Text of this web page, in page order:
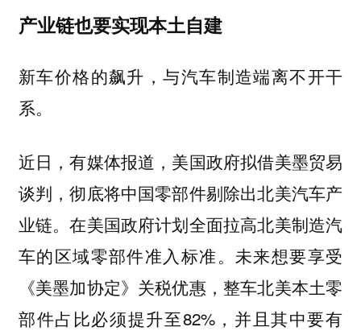
产业链也要实现本土自建
新车价格的飙升，与汽车制造端离不开干
系。
近日，有媒体报道，美国政府拟借美墨贸易
谈判，彻底将中国零部件剔除出北美汽车产
业链。在美国政府计划全面拉高北美制造汽
车的区域零部件准入标准。未来想要享受
《美墨加协定》关税优惠，整车北美本土零
部件占比必须提升至82%，并且其中要有